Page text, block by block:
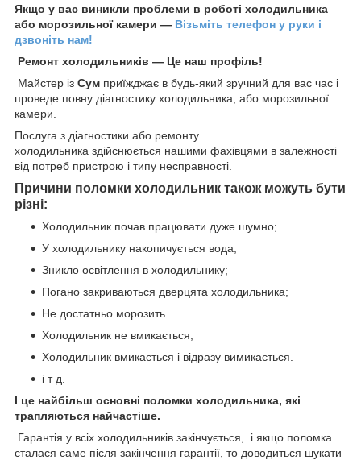
Якщо у вас виникли проблеми в роботі холодильника
або морозильної камери ― Візьміть телефон у руки і
дзвоніть нам!
Ремонт холодильників ― Це наш профіль!
Майстер із Сум приїжджає в будь-який зручний для вас час і
проведе повну діагностику холодильника, або морозильної
камери.
Послуга з діагностики або ремонту
холодильника здійснюється нашими фахівцями в залежності
від потреб пристрою і типу несправності.
Причини поломки холодильник також можуть бути
різні:
Холодильник почав працювати дуже шумно;
У холодильнику накопичується вода;
Зникло освітлення в холодильнику;
Погано закриваються дверцята холодильника;
Не достатньо морозить.
Холодильник не вмикається;
Холодильник вмикається і відразу вимикається.
і т д.
І це найбільш основні поломки холодильника, які
трапляються найчастіше.
Гарантія у всіх холодильників закінчується, і якщо поломка
сталася саме після закінчення гарантії, то доводиться шукати